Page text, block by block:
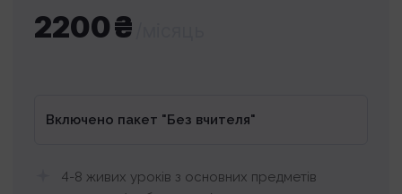
2200₴
Включено пакет "Без вчителя"
4-8 живих уроків з основних предметів